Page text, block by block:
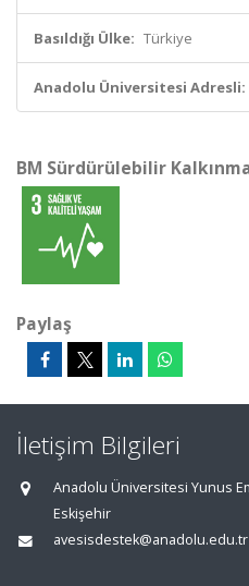
Basıldığı Ülke: Türkiye
Anadolu Üniversitesi Adresli:
BM Sürdürülebilir
Paylaş
İletişim Bilgileri
Anadolu Üniversitesi Yunus
Eskişehir
avesisdestek@anadolu.edu.tr